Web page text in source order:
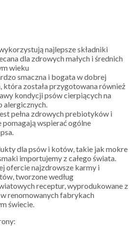
najlepsze składniki
dla zdrowych małych i średnich
wieku
smaczna i bogata w dobrej
która została przygotowana również
kondycji psów cierpiących na
alergicznych.
pełna zdrowych prebiotyków i
wspierać ogólne
dla psów i kotów, takie jak mokre
importujemy z całego świata.
ofercie najzdrowsze karmy i
tworzone według
receptur, wyprodukowane z
renomowanych fabrykach
świecie.